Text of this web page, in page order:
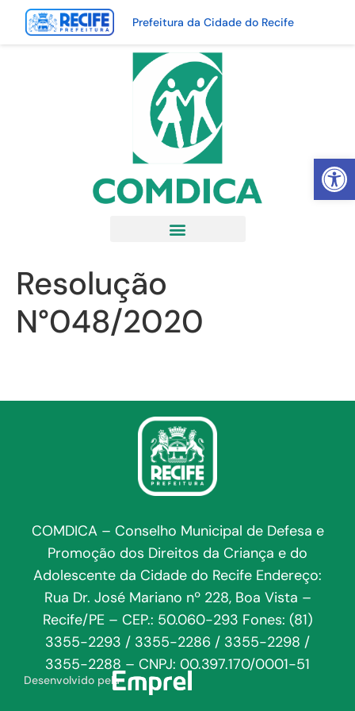
Abrir
Prefeitura da Cidade do Recife
Resolução
N°048/2020
COMDICA – Conselho Municipal de Defesa e
Promoção dos Direitos da Criança e do
Adolescente da Cidade do Recife Endereço:
Rua Dr. José Mariano nº 228, Boa Vista –
Recife/PE – CEP.: 50.060-293 Fones: (81)
3355-2293 / 3355-2286 / 3355-2298 /
3355-2288 – CNPJ: 00.397.170/0001-51
Desenvolvido pela